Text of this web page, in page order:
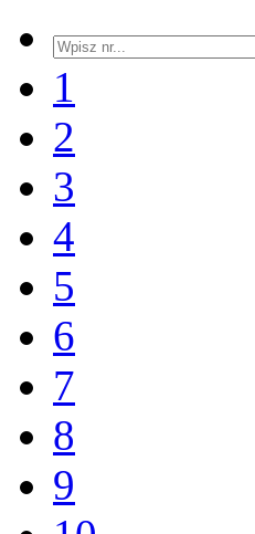
1
2
3
4
5
6
7
8
9